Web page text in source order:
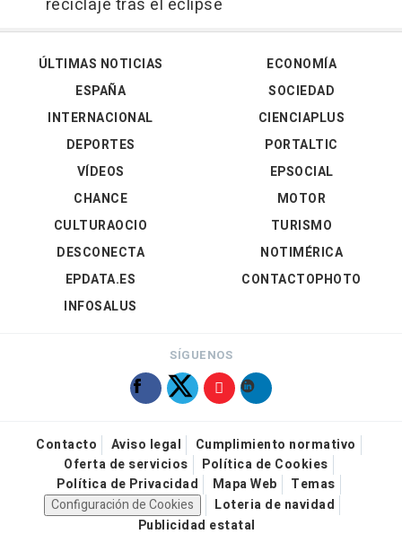
reciclaje tras el eclipse
ÚLTIMAS NOTICIAS
ESPAÑA
INTERNACIONAL
DEPORTES
VÍDEOS
ECONOMÍA
SOCIEDAD
CIENCIAPLUS
PORTALTIC
EPSOCIAL
CHANCE
CULTURAOCIO
DESCONECTA
EPDATA.ES
INFOSALUS
MOTOR
TURISMO
NOTIMÉRICA
CONTACTOPHOTO
SÍGUENOS
Contacto Aviso legal
Cumplimiento normativo
Oferta de servicios
Política de Cookies
Política de Privacidad
Mapa Web
Temas
Configuración de Cookies
Loteria de navidad
Publicidad estatal